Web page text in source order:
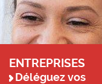
ENTREPRISES
Déléguez vos